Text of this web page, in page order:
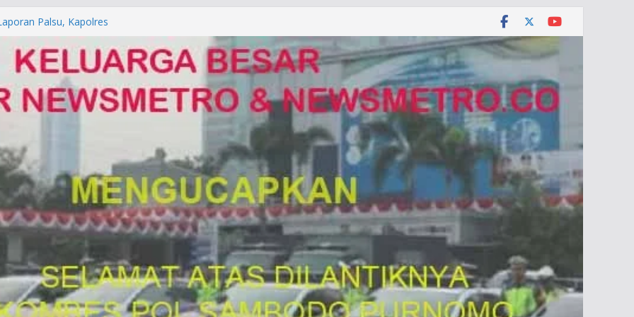
ke Mabes Polri
Palsu, Kapolres
PUNGLI SIM
Alam di Jawa Barat yang
KUHAP Baru 2026, Tegaskan
Dipidana
DENPASAR DAN
POLDA BALI DIDUGA